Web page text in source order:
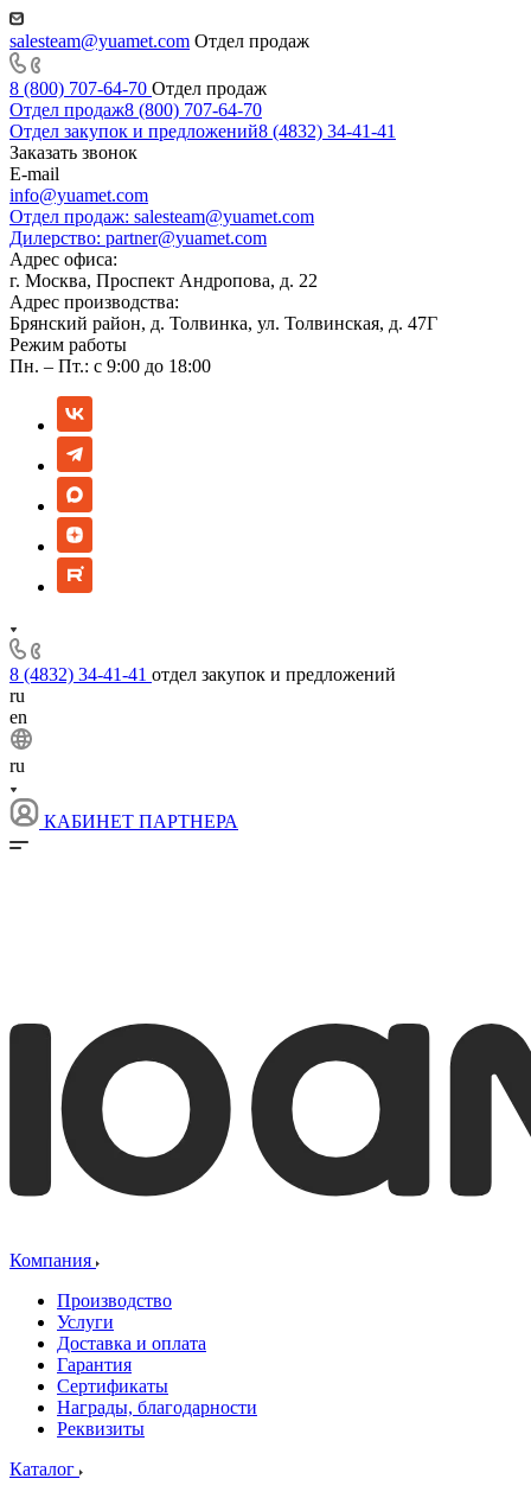
salesteam@yuamet.com Отдел продаж
8 (800) 707-64-70 Отдел продаж
Отдел продаж8 (800) 707-64-70
Отдел закупок и предложений8 (4832) 34-41-41
Заказать звонок
E-mail
info@yuamet.com
Отдел продаж: salesteam@yuamet.com
Дилерство: partner@yuamet.com
Адрес офиса:
г. Москва, Проспект Андропова, д. 22
Адрес производства:
Брянский район, д. Толвинка, ул. Толвинская, д. 47Г
Режим работы
Пн. – Пт.: с 9:00 до 18:00
8 (4832) 34-41-41 отдел закупок и предложений
ru
en
ru
КАБИНЕТ ПАРТНЕРА
Компания
Производство
Услуги
Доставка и оплата
Гарантия
Сертификаты
Награды, благодарности
Реквизиты
Каталог